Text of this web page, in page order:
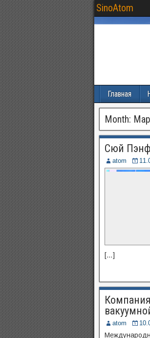
SinoAtom
Главная
Month:
Сюй
atom
[…]
atom